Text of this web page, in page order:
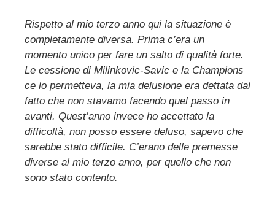
Rispetto al mio terzo anno qui la situazione è
completamente diversa. Prima c’era un
momento unico per fare un salto di qualità forte.
Le cessione di Milinkovic-Savic e la Champions
ce lo permetteva, la mia delusione era dettata dal
fatto che non stavamo facendo quel passo in
avanti. Quest’anno invece ho accettato la
difficoltà, non posso essere deluso, sapevo che
sarebbe stato difficile. C’erano delle premesse
diverse al mio terzo anno, per quello che non
sono stato contento.